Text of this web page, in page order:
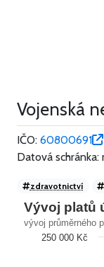
Vojenská
IČO: 60800691
Datová schránka:
zdravotnictví
Vývoj platů
vývoj průměrného
250 000 Kč